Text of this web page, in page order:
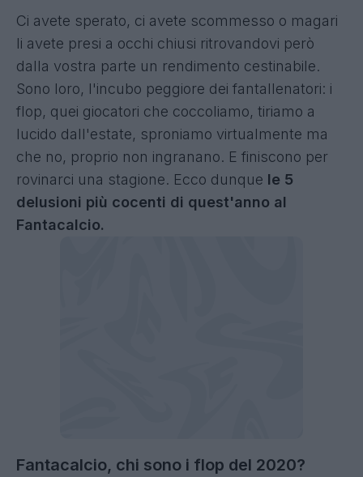
Ci avete sperato, ci avete scommesso o magari
li avete presi a occhi chiusi ritrovandovi però
dalla vostra parte un rendimento cestinabile.
Sono loro, l'incubo peggiore dei fantallenatori: i
flop, quei giocatori che coccoliamo, tiriamo a
lucido dall'estate, sproniamo virtualmente ma
che no, proprio non ingranano. E finiscono per
rovinarci una stagione. Ecco dunque le 5
delusioni più cocenti di quest'anno al
Fantacalcio.
Fantacalcio, chi sono i flop del 2020?